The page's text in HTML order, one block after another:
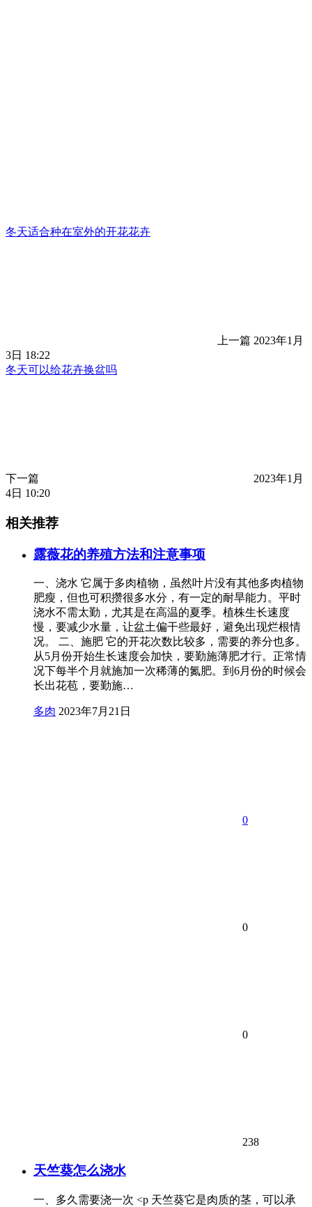
冬天适合种在室外的开花花卉
上一篇 2023年1月
3日 18:22
冬天可以给花卉换盆吗
下一篇
2023年1月
4日 10:20
相关推荐
露薇花的养殖方法和注意事项
一、浇水 它属于多肉植物，虽然叶片没有其他多肉植物
肥瘦，但也可积攒很多水分，有一定的耐旱能力。平时
浇水不需太勤，尤其是在高温的夏季。植株生长速度
慢，要减少水量，让盆土偏干些最好，避免出现烂根情
况。 二、施肥 它的开花次数比较多，需要的养分也多。
从5月份开始生长速度会加快，要勤施薄肥才行。正常情
况下每半个月就施加一次稀薄的氮肥。到6月份的时候会
长出花苞，要勤施…
多肉 2023年7月21日
0
0
0
238
天竺葵怎么浇水
一、多久需要浇一次 <p 天竺葵它是肉质的茎，可以承